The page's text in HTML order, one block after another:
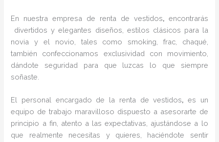
En nuestra empresa de renta de vestidos, encontrarás
divertidos y elegantes diseños, estilos clásicos para la
novia y el novio, tales como smoking, frac, chaqué,
también confeccionamos exclusividad con movimiento,
dándote seguridad para que luzcas lo que siempre
soñaste.
El personal encargado de la renta de vestidos, es un
equipo de trabajo maravilloso dispuesto a asesorarte de
principio a fin, atento a las expectativas, ajustándose a lo
que realmente necesitas y quieres, haciéndote sentir